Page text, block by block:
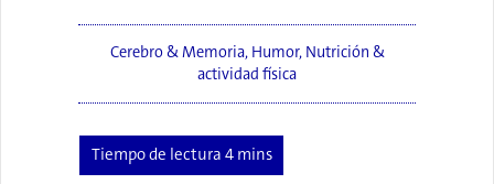
Cerebro & Memoria, Humor, Nutrición &
actividad física